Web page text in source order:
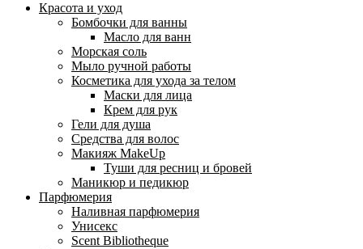
Красота и уход
Бомбочки для ванны
Масло для ванн
Морская соль
Мыло ручной работы
Косметика для ухода за телом
Маски для лица
Крем для рук
Гели для душа
Средства для волос
Макияж MakeUp
Туши для ресниц и бровей
Маникюр и педикюр
Парфюмерия
Наливная парфюмерия
Унисекс
Scent Bibliotheque